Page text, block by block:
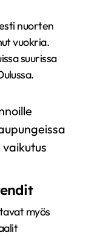
nuorten
vuokria.
suurissa
myös